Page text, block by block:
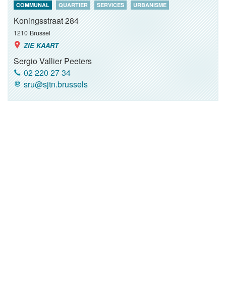
COMMUNAL QUARTIER SERVICES URBANISME
Koningsstraat 284
1210 Brussel
ZIE KAART
Sergio Vallier Peeters
02 220 27 34
sru@sjtn.brussels